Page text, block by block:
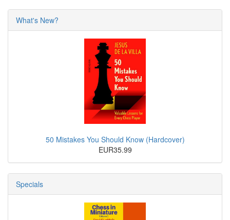
What's New?
50 Mistakes You Should Know (Hardcover)
EUR35.99
Specials